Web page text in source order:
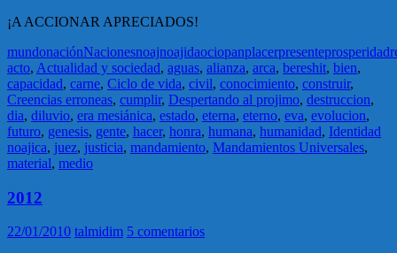
¡A ACCIONAR APRECIADOS!
mundonaciónNacionesnoajnoajidaociopanplacerpresenteprosperidad
acto, Actualidad y sociedad, aguas, alianza, arca, bereshit, bien,
capacidad, carne, Ciclo de vida, civil, conocimiento, construir,
Creencias erroneas, cumplir, Despertando al projimo, destruccion,
dia, diluvio, era mesiánica, estado, eterna, eterno, eva, evolucion,
futuro, genesis, gente, hacer, honra, humana, humanidad, Identidad
noajica, juez, justicia, mandamiento, Mandamientos Universales,
material, medio
2012
22/01/2010 talmidim 5 comentarios